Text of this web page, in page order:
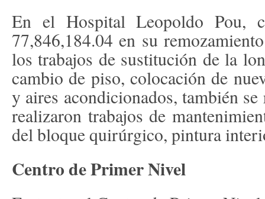
En el Hospital Leopoldo Pou,
77,846,184.04 en su
los trabajos de sustitución de la
cambio de piso, colocación de
y aires acondicionados, también
realizaron trabajos de
del bloque quirúrgico, pintura
Centro de Primer Nivel